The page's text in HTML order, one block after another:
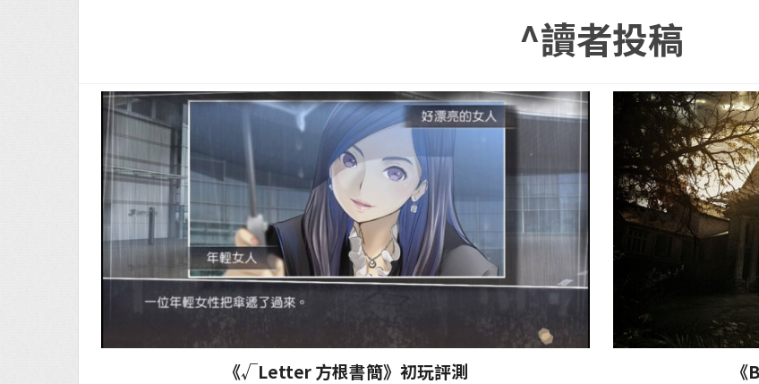
^讀者投稿
《√Letter 方根書簡》初玩評測